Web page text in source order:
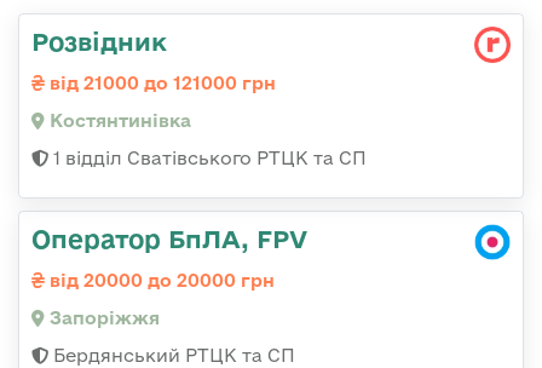
Розвідник
від 21000 до 121000 грн
Костянтинівка
1 відділ Сватівського РТЦК та СП
Оператор БпЛА, FPV
від 20000 до 20000 грн
Запоріжжя
Бердянський РТЦК та СП